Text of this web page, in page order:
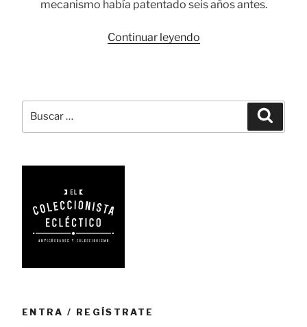
mecanismo había patentado seis años antes.
Continuar leyendo«Un
tu
por:
ENTRA / REGÍSTRATE